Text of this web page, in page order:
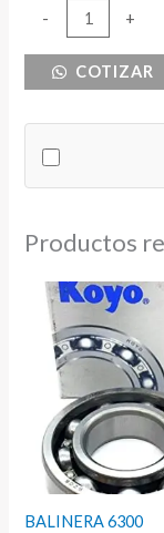
-
INDUSTRIAL
B90
+
COTIZAR
Productos
BALINERA 6300